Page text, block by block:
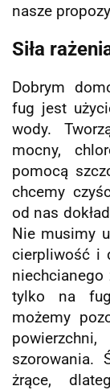
nasze
Siła
Dobrym
fug jest
wody.
mocny,
pomocą
chcemy
od nas
Nie musimy
cierpliwość i
niechcianego
tylko na
możemy
żrące,